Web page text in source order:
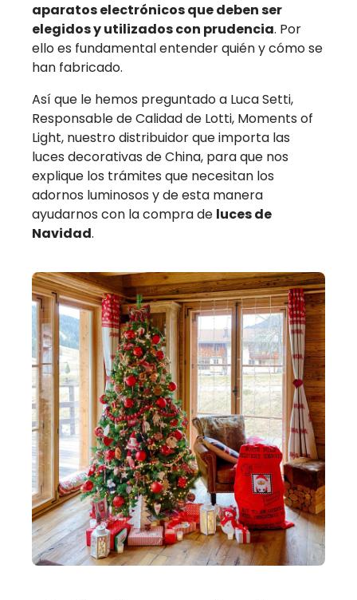
aparatos electrónicos que deben ser
elegidos y utilizados con prudencia. Por
ello es fundamental entender quién y cómo se
han fabricado.
Así que le hemos preguntado a Luca Setti,
Responsable de Calidad de Lotti, Moments of
Light, nuestro distribuidor que importa las
luces decorativas de China, para que nos
explique los trámites que necesitan los
adornos luminosos y de esta manera
ayudarnos con la compra de luces de
Navidad.